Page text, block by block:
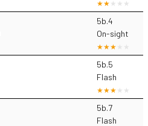
5b.4
On-sight
5b.5
Flash
5b.7
Flash